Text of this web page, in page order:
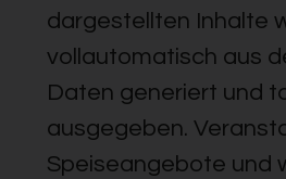
dargestellten Inhalte
vollautomatisch aus
Daten generiert und
ausgegeben.
Speiseangebote und